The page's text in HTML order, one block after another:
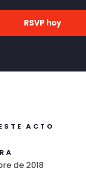
RSVP hoy
ACTO
de 2018